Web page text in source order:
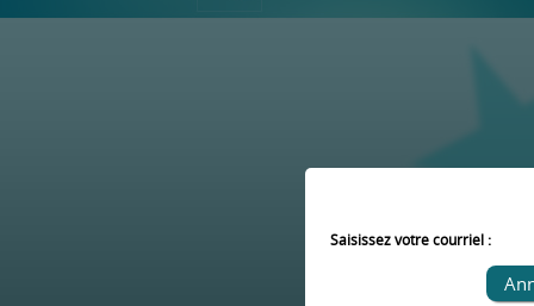
Saisissez votre courriel :